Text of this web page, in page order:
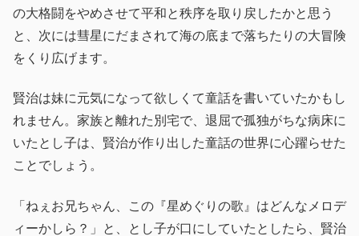
の大格闘をやめさせて平和と秩序を取り戻したかと思う
と、次には彗星にだまされて海の底まで落ちたりの大冒険
をくり広げます。
賢治は妹に元気になって欲しくて童話を書いていたかもし
れません。家族と離れた別宅で、退屈で孤独がちな病床に
いたとし子は、賢治が作り出した童話の世界に心躍らせた
ことでしょう。
「ねぇお兄ちゃん、この『星めぐりの歌』はどんなメロデ
ィーかしら？」と、とし子が口にしていたとしたら、賢治